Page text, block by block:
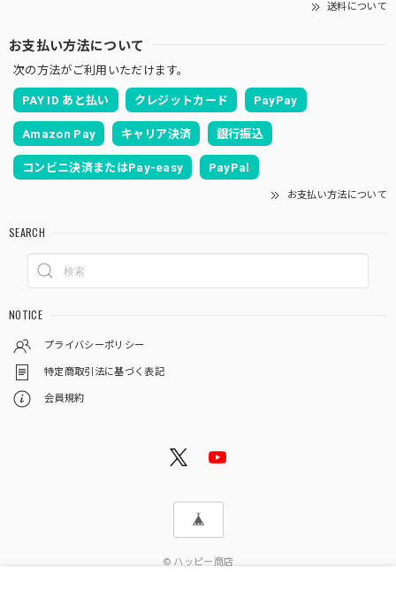
送料について
お支払い方法について
次の方法がご利用いただけます。
PAY ID あと払い クレジットカード PayPay
Amazon Pay キャリア決済 銀行振込
コンビニ決済またはPay-easy PayPal
お支払い方法について
SEARCH
NOTICE
プライバシーポリシー
特定商取引法に基づく表記
会員規約
© ハッピー商店